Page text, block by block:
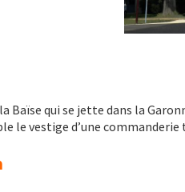
Baïse qui se jette dans la
le vestige d’une